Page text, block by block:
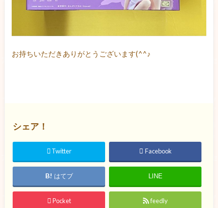
お持ちいただきありがとうございます(^^♪
シェア！
Twitter Facebook
はてブ LINE
Pocket feedly